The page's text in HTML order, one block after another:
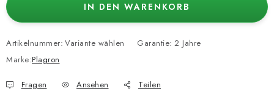
IN DEN WARENKORB
Artikelnummer: Variante wählen
Marke:Plagron
Garantie: 2 Jahre
Fragen Ansehen Teilen